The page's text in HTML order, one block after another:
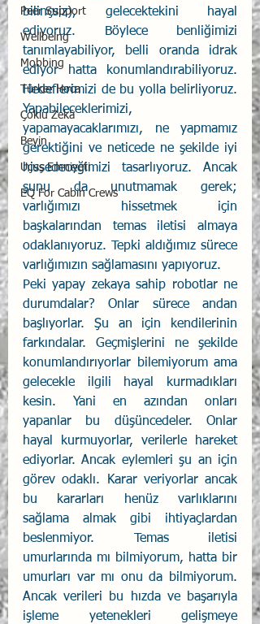
Peer Support
Wellbeing
Mobbing
Türker Hoca
Çoklu Zekâ
Beyin
Uçuş Emniyeti
EQ For Cabin Crews
bilinçsiz), gelecektekini hayal
ediyoruz. Böylece benliğimizi
tanımlayabiliyor, belli oranda idrak
ediyor hatta konumlandırabiliyoruz.
Hedeflerimizi de bu yolla belirliyoruz.
Yapabileceklerimizi,
yapamayacaklarımızı, ne yapmamız
gerektiğini ve neticede ne şekilde iyi
hissedeceğimizi tasarlıyoruz. Ancak
şunu da unutmamak gerek;
varlığımızı hissetmek için
başkalarından temas iletisi almaya
odaklanıyoruz. Tepki aldığımız sürece
varlığımızın sağlamasını yapıyoruz.
Peki yapay zekaya sahip robotlar ne
durumdalar? Onlar sürece andan
başlıyorlar. Şu an için kendilerinin
farkındalar. Geçmişlerini ne şekilde
konumlandırıyorlar bilemiyorum ama
gelecekle ilgili hayal kurmadıkları
kesin. Yani en azından onları
yapanlar bu düşüncedeler. Onlar
hayal kurmuyorlar, verilerle hareket
ediyorlar. Ancak eylemleri şu an için
görev odaklı. Karar veriyorlar ancak
bu kararları henüz varlıklarını
sağlama almak gibi ihtiyaçlardan
beslenmiyor. Temas iletisi
umurlarında mı bilmiyorum, hatta bir
umurları var mı onu da bilmiyorum.
Ancak verileri bu hızda ve başarıyla
işleme yetenekleri gelişmeye